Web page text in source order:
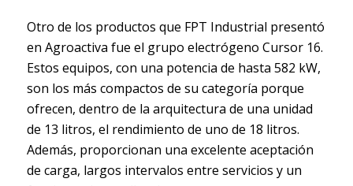
Otro de los productos que FPT Industrial presentó
en Agroactiva fue el grupo electrógeno Cursor 16.
Estos equipos, con una potencia de hasta 582 kW,
son los más compactos de su categoría porque
ofrecen, dentro de la arquitectura de una unidad
de 13 litros, el rendimiento de uno de 18 litros.
Además, proporcionan una excelente aceptación
de carga, largos intervalos entre servicios y un